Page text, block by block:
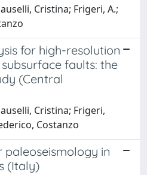
Cristina; Frigeri, A.;
for high-resolution
faults: the
(Central
Cristina; Frigeri,
Costanzo
paleoseismology in
(Italy)